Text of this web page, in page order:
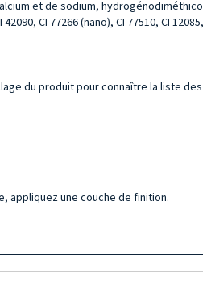
et de sodium,
CI 77266 (nano), CI 77510, CI
du produit pour connaître la liste
appliquez une couche de finition.